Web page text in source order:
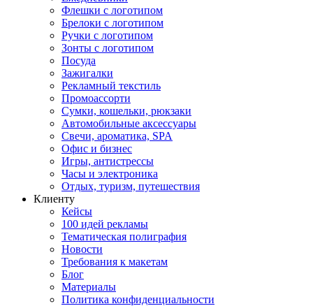
Флешки с логотипом
Брелоки с логотипом
Ручки с логотипом
Зонты с логотипом
Посуда
Зажигалки
Рекламный текстиль
Промоассорти
Сумки, кошельки, рюкзаки
Автомобильные аксессуары
Свечи, ароматика, SPA
Офис и бизнес
Игры, антистрессы
Часы и электроника
Отдых, туризм, путешествия
Клиенту
Кейсы
100 идей рекламы
Тематическая полиграфия
Новости
Требования к макетам
Блог
Материалы
Политика конфиденциальности